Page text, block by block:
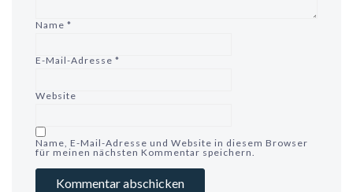
Name *
E-Mail-Adresse *
Website
Name, E-Mail-Adresse und Website in diesem Browser
für meinen nächsten Kommentar speichern.